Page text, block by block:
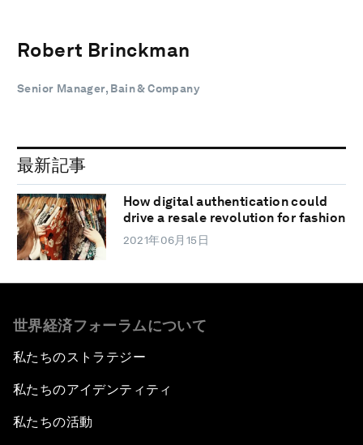
Robert Brinckman
Senior Manager, Bain & Company
最新記事
How digital authentication could
drive a resale revolution for fashion
2021年06月15日
世界経済フォーラムについて
私たちのストラテジー
私たちのアイデンティティ
私たちの活動